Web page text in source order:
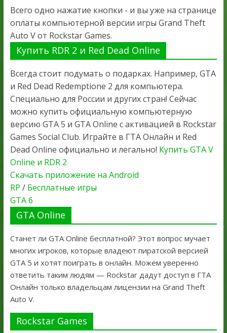
Всего одно нажатие кнопки - и вы уже на странице
оплаты компьютерной версии игры Grand Theft
Auto V от Rockstar Games.
Купить RDR 2 и Red Dead Online
Всегда стоит подумать о подарках. Например, GTA
и Red Dead Redemptione 2 для компьютера.
Специально для России и других стран! Сейчас
можно купить официальную компьютерную
версию GTA 5 и GTA Online с активацией в Rockstar
Games Social Club. Играйте в ГТА Онлайн и Red
Dead Online официально и легально! Купить GTA V
Online и RDR 2
Скачать приложение на Android
RP / Бесплатные игры
GTA 6
GTA Online
Станет ли GTA Online бесплатной? Этот вопрос мучает
многих игроков, которые владеют пиратской версией
GTA 5 и хотят поиграть в онлайн. Можем уверенно
ответить таким людям — Rockstar дадут доступ в ГТА
Онлайн только владельцам лицензии на Grand Theft
Auto V.
Rockstar Games